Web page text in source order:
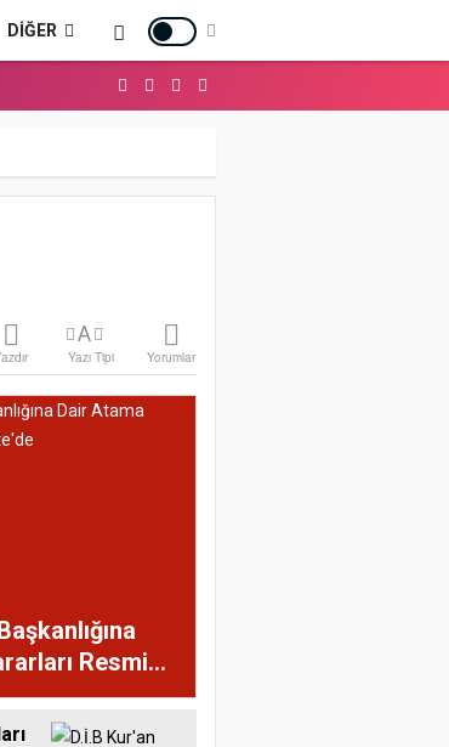
DIĞER
A
Yazı Tipi Yorumlar
Resmi